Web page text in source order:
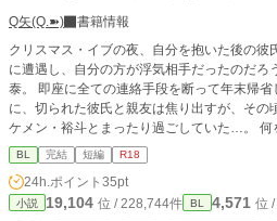
Q矢(Q.➽)
書籍情報
クリスマス・イブの夜、自分を抱いた後の
に遭遇し、自分の方が浮気相手だったのだろ
泰。 即座に全ての連絡手段を断って年末帰
に、切られた彼氏と親友は焦り出すが、その
ケメン・裕斗とまったり過ごしていた…。 何を言われても、真に受けたりなん
かしないモブ顔主人公。 イケメンに囲まれたフツメンはモテがちというありが
BL 完結 短編 R18
24h.ポイント 35pt
小説 19,104 位 / 228,744件 BL 4,571 位